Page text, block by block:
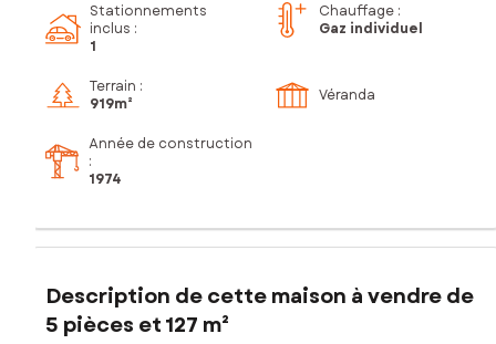
Stationnements
inclus :
1
Chauffage :
Gaz individuel
Terrain :
919m²
Véranda
Année de construction
:
1974
Description de cette maison à vendre de
5 pièces et 127 m²